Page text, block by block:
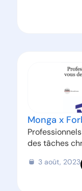
Monga x
des tâches
3 août, 2023